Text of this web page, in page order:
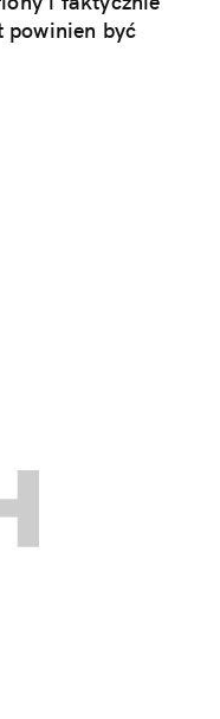
powinien być
na jego późniejsze